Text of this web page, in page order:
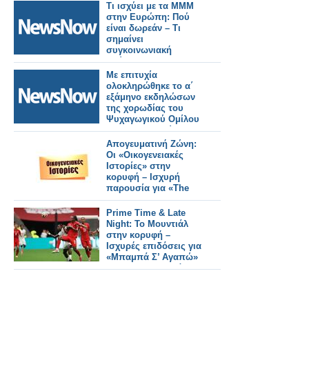
Τι ισχύει με τα ΜΜΜ
στην Ευρώπη: Πού
είναι δωρεάν – Tι
σημαίνει
συγκοινωνιακή
φτώχεια.
Με επιτυχία
ολοκληρώθηκε το α΄
εξάμηνο εκδηλώσων
της χορωδίας του
Ψυχαγωγικού Ομίλου
Σιδηροδρομικών.
Απογευματινή Ζώνη:
Οι «Οικογενειακές
Ιστορίες» στην
κορυφή – Ισχυρή
παρουσία για «The
Chase» και «Live
News»
Prime Time & Late
Night: Το Μουντιάλ
στην κορυφή –
Ισχυρές επιδόσεις για
«Μπαμπά Σ’ Αγαπώ»
και «Να Μ’ Αγαπάς»